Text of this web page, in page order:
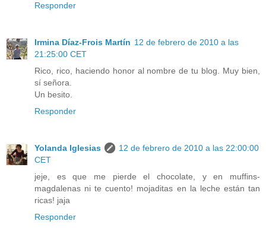
Responder
Irmina Díaz-Frois Martín 12 de febrero de 2010 a las
21:25:00 CET
Rico, rico, haciendo honor al nombre de tu blog. Muy bien,
sí señora.
Un besito.
Responder
Yolanda Iglesias
12 de febrero de 2010 a las 22:00:00
CET
jeje, es que me pierde el chocolate, y en muffins-
magdalenas ni te cuento! mojaditas en la leche están tan
ricas! jaja
Responder